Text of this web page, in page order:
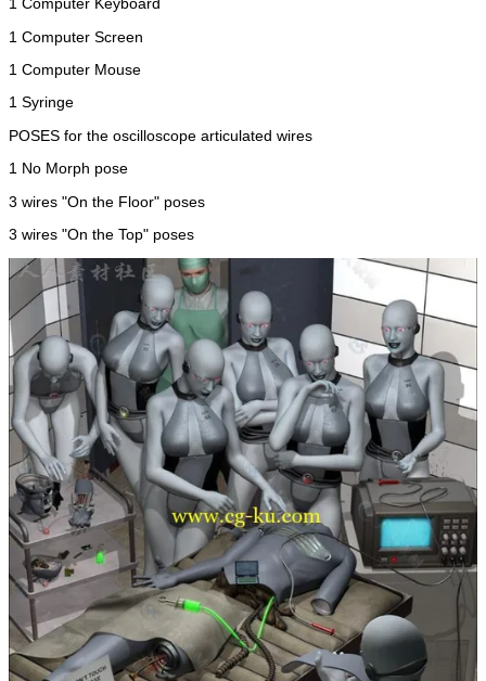
1 Computer Keyboard
1 Computer Screen
1 Computer Mouse
1 Syringe
POSES for the oscilloscope articulated wires
1 No Morph pose
3 wires "On the Floor" poses
3 wires "On the Top" poses